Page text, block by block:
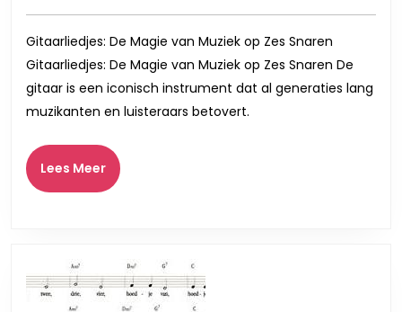
van
Gitaarliedjes: De Magie van Muziek op Zes Snaren
Gitaarliedjes: De Magie van Muziek op Zes Snaren De
gitaar is een iconisch instrument dat al generaties lang
muzikanten en luisteraars betovert.
Lees MeerLees
Meer